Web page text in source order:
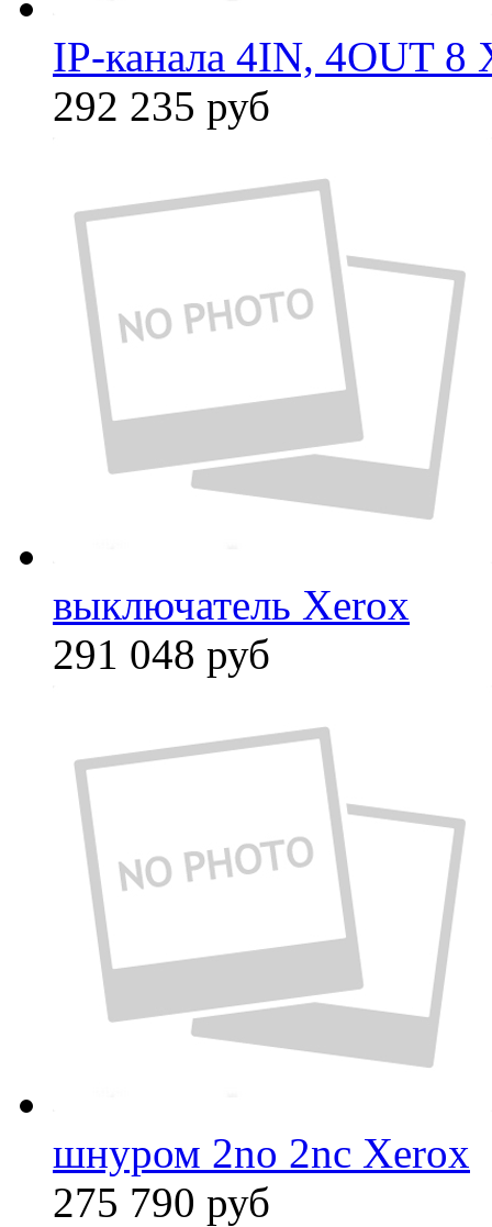
IP-канала 4IN, 4OUT 8
292 235 руб
выключатель Xerox
291 048 руб
шнуром 2no 2nc Xerox
275 790 руб